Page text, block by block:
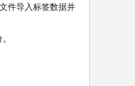
件导入标签数据并